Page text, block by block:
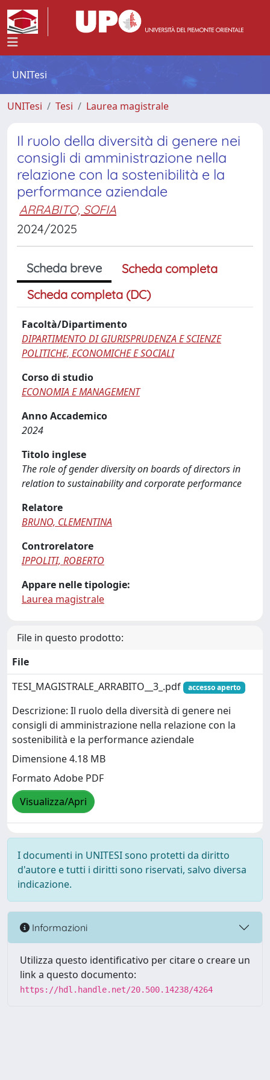
UNITesi
UNITesi Tesi Laurea magistrale
Il ruolo della diversità di genere nei
consigli di amministrazione nella
relazione con la sostenibilità e la
performance aziendale
ARRABITO, SOFIA
2024/2025
Scheda breve
Scheda completa
Scheda completa (DC)
Facoltà/Dipartimento
DIPARTIMENTO DI GIURISPRUDENZA E SCIENZE
POLITICHE, ECONOMICHE E SOCIALI
Corso di studio
ECONOMIA E MANAGEMENT
Anno Accademico
2024
Titolo inglese
The role of gender diversity on boards of directors in
relation to sustainability and corporate performance
Relatore
BRUNO, CLEMENTINA
Controrelatore
IPPOLITI, ROBERTO
Appare nelle tipologie:
Laurea magistrale
File in questo prodotto:
File
TESI_MAGISTRALE_ARRABITO__3_.pdf
accesso aperto
Descrizione: Il ruolo della diversità di genere nei
consigli di amministrazione nella relazione con la
sostenibilità e la performance aziendale
Dimensione 4.18 MB
Formato Adobe PDF
Visualizza/Apri
I documenti in UNITESI sono protetti da diritto
d'autore e tutti i diritti sono riservati, salvo diversa
indicazione.
Informazioni
Utilizza questo identificativo per citare o creare un
link a questo documento:
https://hdl.handle.net/20.500.14238/4264